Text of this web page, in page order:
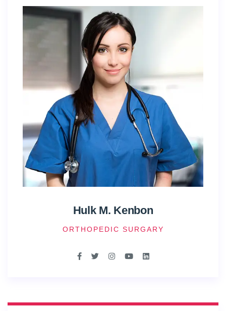
Hulk M. Kenbon
ORTHOPEDIC SURGARY